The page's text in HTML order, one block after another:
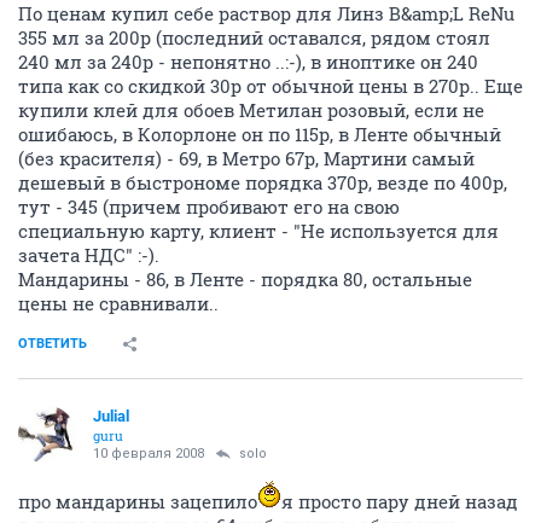
По ценам купил себе раствор для Линз B&amp;L ReNu
355 мл за 200р (последний оставался, рядом стоял
240 мл за 240р - непонятно ..:-), в иноптике он 240
типа как со скидкой 30р от обычной цены в 270р.. Еще
купили клей для обоев Метилан розовый, если не
ошибаюсь, в Колорлоне он по 115р, в Ленте обычный
(без красителя) - 69, в Метро 67р, Мартини самый
дешевый в быстрономе порядка 370р, везде по 400р,
тут - 345 (причем пробивают его на свою
специальную карту, клиент - "Не используется для
зачета НДС" :-).
Мандарины - 86, в Ленте - порядка 80, остальные
цены не сравнивали..
ОТВЕТИТЬ
Julial
guru
10 февраля 2008 solo
про мандарины зацепило
я просто пару дней назад